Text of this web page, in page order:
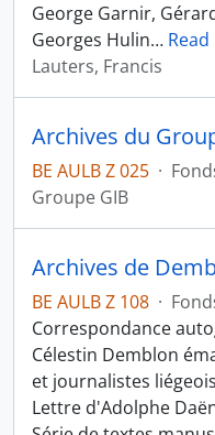
George Garnir,
Georges Hulin…
Lauters, Francis
Archives du
BE AULB Z 025 ·
Groupe GIB
Archives de
BE AULB Z 108 ·
Correspondance
Célestin Demblon
et journalistes
Lettre d'Adolphe